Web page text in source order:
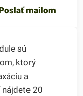
mailom
sú
ktorý
a
20